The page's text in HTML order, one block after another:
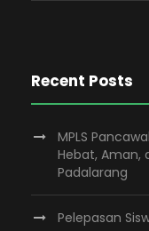
Recent Posts
MPLS
Hebat, Aman,
Padalarang
Pelepasan